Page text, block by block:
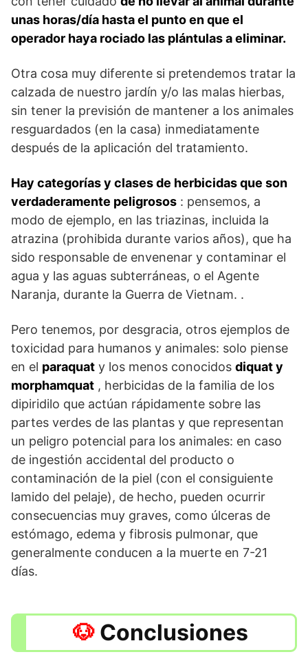
unas horas/día hasta el punto en que el
operador haya rociado las plántulas a eliminar.
Otra cosa muy diferente si pretendemos tratar la
calzada de nuestro jardín y/o las malas hierbas,
sin tener la previsión de mantener a los animales
resguardados (en la casa) inmediatamente
después de la aplicación del tratamiento.
Hay categorías y clases de herbicidas que son
verdaderamente peligrosos : pensemos, a
modo de ejemplo, en las triazinas, incluida la
atrazina (prohibida durante varios años), que ha
sido responsable de envenenar y contaminar el
agua y las aguas subterráneas, o el Agente
Naranja, durante la Guerra de Vietnam. .
Pero tenemos, por desgracia, otros ejemplos de
toxicidad para humanos y animales: solo piense
en el paraquat y los menos conocidos diquat y
morphamquat , herbicidas de la familia de los
dipiridilo que actúan rápidamente sobre las
partes verdes de las plantas y que representan
un peligro potencial para los animales: en caso
de ingestión accidental del producto o
contaminación de la piel (con el consiguiente
lamido del pelaje), de hecho, pueden ocurrir
consecuencias muy graves, como úlceras de
estómago, edema y fibrosis pulmonar, que
generalmente conducen a la muerte en 7-21
días.
Conclusiones